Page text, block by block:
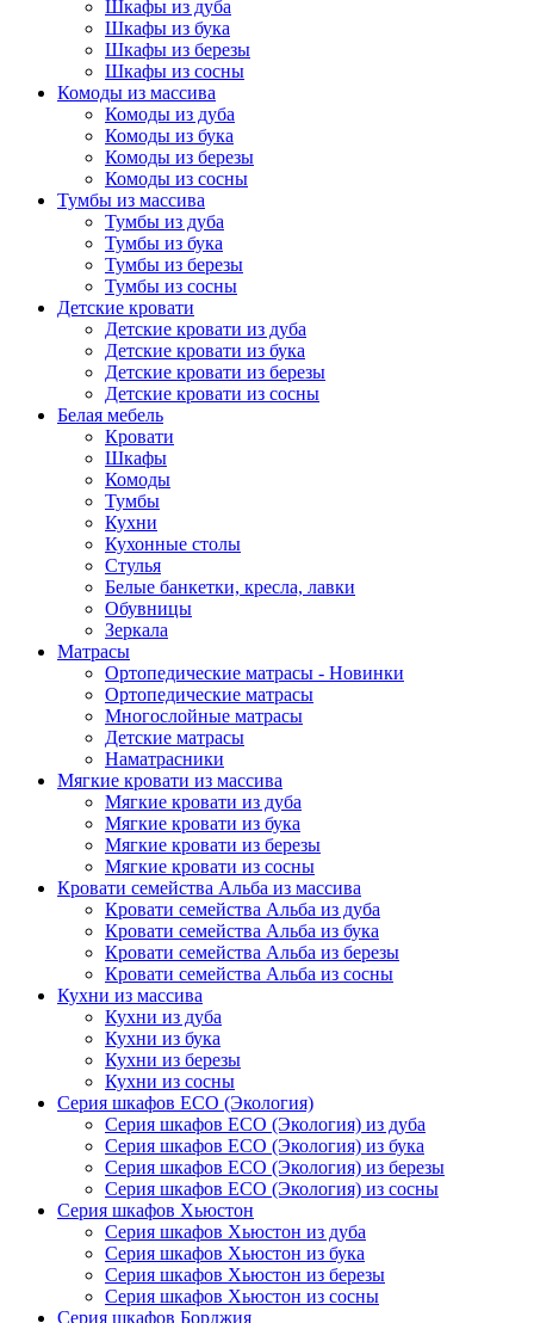
Шкафы из дуба
Шкафы из бука
Шкафы из березы
Шкафы из сосны
Комоды из массива
Комоды из дуба
Комоды из бука
Комоды из березы
Комоды из сосны
Тумбы из массива
Тумбы из дуба
Тумбы из бука
Тумбы из березы
Тумбы из сосны
Детские кровати
Детские кровати из дуба
Детские кровати из бука
Детские кровати из березы
Детские кровати из сосны
Белая мебель
Кровати
Шкафы
Комоды
Тумбы
Кухни
Кухонные столы
Стулья
Белые банкетки, кресла, лавки
Обувницы
Зеркала
Матрасы
Ортопедические матрасы - Новинки
Ортопедические матрасы
Многослойные матрасы
Детские матрасы
Наматрасники
Мягкие кровати из массива
Мягкие кровати из дуба
Мягкие кровати из бука
Мягкие кровати из березы
Мягкие кровати из сосны
Кровати семейства Альба из массива
Кровати семейства Альба из дуба
Кровати семейства Альба из бука
Кровати семейства Альба из березы
Кровати семейства Альба из сосны
Кухни из массива
Кухни из дуба
Кухни из бука
Кухни из березы
Кухни из сосны
Серия шкафов ECO (Экология)
Серия шкафов ECO (Экология) из дуба
Серия шкафов ECO (Экология) из бука
Серия шкафов ECO (Экология) из березы
Серия шкафов ECO (Экология) из сосны
Серия шкафов Хьюстон
Серия шкафов Хьюстон из дуба
Серия шкафов Хьюстон из бука
Серия шкафов Хьюстон из березы
Серия шкафов Хьюстон из сосны
Серия шкафов Борджия